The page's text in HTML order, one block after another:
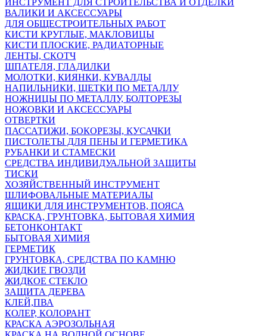
ИНСТРУМЕНТ ДЛЯ СТРОИТЕЛЬСТВА И ОТДЕЛКИ
ВАЛИКИ И АКСЕССУАРЫ
ДЛЯ ОБЩЕСТРОИТЕЛЬНЫХ РАБОТ
КИСТИ КРУГЛЫЕ, МАКЛОВИЦЫ
КИСТИ ПЛОСКИЕ, РАДИАТОРНЫЕ
ЛЕНТЫ, СКОТЧ
ШПАТЕЛЯ, ГЛАДИЛКИ
МОЛОТКИ, КИЯНКИ, КУВАЛДЫ
НАПИЛЬНИКИ, ЩЕТКИ ПО МЕТАЛЛУ
НОЖНИЦЫ ПО МЕТАЛЛУ, БОЛТОРЕЗЫ
НОЖОВКИ И АКСЕССУАРЫ
ОТВЕРТКИ
ПАССАТИЖИ, БОКОРЕЗЫ, КУСАЧКИ
ПИСТОЛЕТЫ ДЛЯ ПЕНЫ И ГЕРМЕТИКА
РУБАНКИ И СТАМЕСКИ
СРЕДСТВА ИНДИВИДУАЛЬНОЙ ЗАЩИТЫ
ТИСКИ
ХОЗЯЙСТВЕННЫЙ ИНСТРУМЕНТ
ШЛИФОВАЛЬНЫЕ МАТЕРИАЛЫ
ЯЩИКИ ДЛЯ ИНСТРУМЕНТОВ, ПОЯСА
КРАСКА, ГРУНТОВКА, БЫТОВАЯ ХИМИЯ
БЕТОНКОНТАКТ
БЫТОВАЯ ХИМИЯ
ГЕРМЕТИК
ГРУНТОВКА, СРЕДСТВА ПО КАМНЮ
ЖИДКИЕ ГВОЗДИ
ЖИДКОЕ СТЕКЛО
ЗАЩИТА ДЕРЕВА
КЛЕЙ,ПВА
КОЛЕР, КОЛОРАНТ
КРАСКА АЭРОЗОЛЬНАЯ